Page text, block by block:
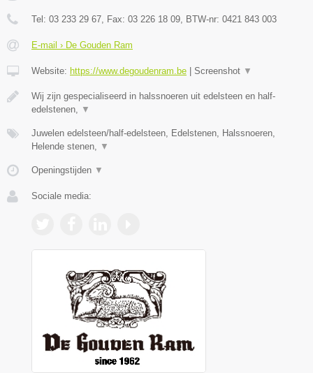
Tel: 03 233 29 67, Fax: 03 226 18 09, BTW-nr: 0421 843 003
E-mail › De Gouden Ram
Website: https://www.degoudenram.be Screenshot ▼
Wij zijn gespecialiseerd in halssnoeren uit edelsteen en half-
edelstenen, ▼
Juwelen edelsteen/half-edelsteen, Edelstenen, Halssnoeren,
Helende stenen, ▼
Openingstijden ▼
Sociale media: